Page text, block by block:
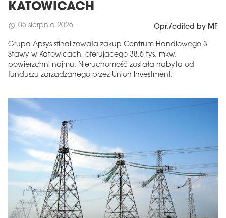
KATOWICACH
schedule 05 sierpnia 2026 Opr./edited by MF
Grupa Apsys sfinalizowała zakup Centrum Handlowego 3
Stawy w Katowicach, oferującego 38,6 tys. mkw.
powierzchni najmu. Nieruchomość została nabyta od
funduszu zarządzanego przez Union Investment.